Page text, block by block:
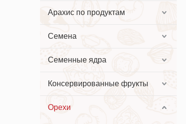
Арахис по продуктам
Семена
Семенные ядра
Консервированные фрукты
Орехи